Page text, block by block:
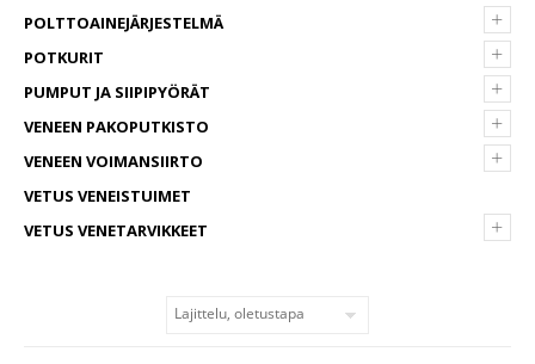
+
POLTTOAINEJÄRJESTELMÄ
+
POTKURIT
+
PUMPUT JA SIIPIPYÖRÄT
+
VENEEN PAKOPUTKISTO
+
VENEEN VOIMANSIIRTO
VETUS VENEISTUIMET
+
VETUS VENETARVIKKEET